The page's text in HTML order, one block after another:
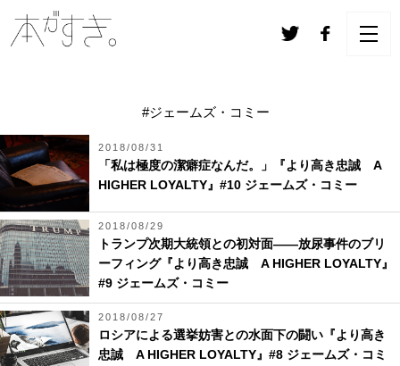
#ジェームズ・コミー
2018/08/31
「私は極度の潔癖症なんだ。」『より高き忠誠 A
HIGHER LOYALTY』#10 ジェームズ・コミー
2018/08/29
トランプ次期大統領との初対面――放尿事件のブリ
ーフィング『より高き忠誠 A HIGHER LOYALTY』
#9 ジェームズ・コミー
2018/08/27
ロシアによる選挙妨害との水面下の闘い『より高き
忠誠 A HIGHER LOYALTY』#8 ジェームズ・コミ